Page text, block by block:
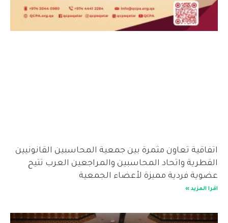
اتفاقية تعاون مثمرة بين جمعية المحاسبين القانونيين
القطرية واتحاد المحاسبين والمراجعين العرب تتيح
عضوية فردية مميزة لأعضاء الجمعية
اقرا المزيد »